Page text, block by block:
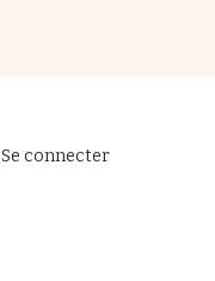
Se connecter